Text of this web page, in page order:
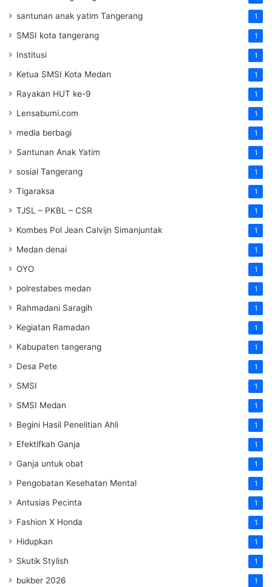
santunan anak yatim Tangerang 1
SMSI kota tangerang 1
Institusi 1
Ketua SMSI Kota Medan 1
Rayakan HUT ke-9 1
Lensabumi.com 1
media berbagi 1
Santunan Anak Yatim 1
sosial Tangerang 1
Tigaraksa 1
TJSL – PKBL – CSR 1
Kombes Pol Jean Calvijn Simanjuntak 1
Medan denai 1
OYO 1
polrestabes medan 1
Rahmadani Saragih 1
Kegiatan Ramadan 1
Kabupaten tangerang 1
Desa Pete 1
SMSI 1
SMSI Medan 1
Begini Hasil Penelitian Ahli 1
Efektifkah Ganja 1
Ganja untuk obat 1
Pengobatan Kesehatan Mental 1
Antusias Pecinta 1
Fashion X Honda 1
Hidupkan 1
Skutik Stylish 1
bukber 2026 1